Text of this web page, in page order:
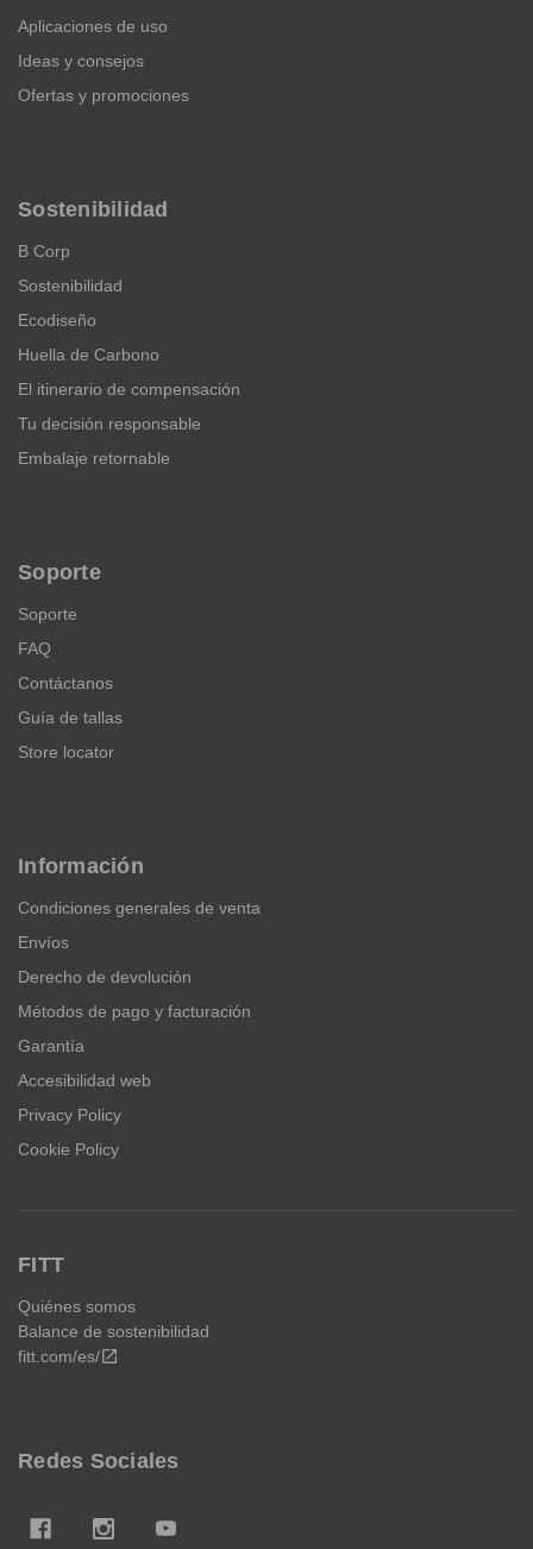
Aplicaciones de uso
Ideas y consejos
Ofertas y promociones
Sostenibilidad
B Corp
Sostenibilidad
Ecodiseño
Huella de Carbono
El itinerario de compensación
Tu decisión responsable
Embalaje retornable
Soporte
Soporte
FAQ
Contáctanos
Guía de tallas
Store locator
Información
Condiciones generales de venta
Envíos
Derecho de devolución
Métodos de pago y facturación
Garantía
Accesibilidad web
Privacy Policy
Cookie Policy
FITT
Quiénes somos
Balance de sostenibilidad
fitt.com/es/open_in_new
Redes Sociales